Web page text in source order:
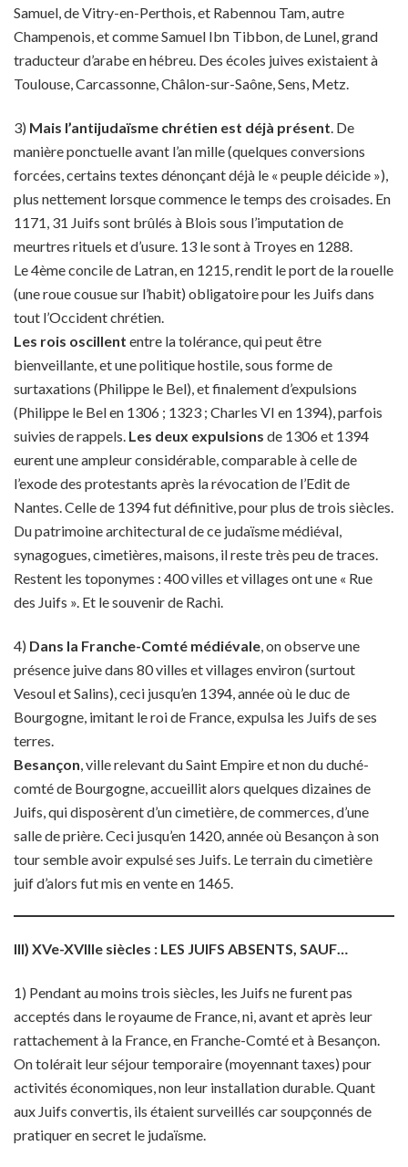
Samuel, de Vitry-en-Perthois, et Rabennou Tam, autre
Champenois, et comme Samuel Ibn Tibbon, de Lunel, grand
traducteur d’arabe en hébreu. Des écoles juives existaient à
Toulouse, Carcassonne, Châlon-sur-Saône, Sens, Metz.
3) Mais l’antijudaïsme chrétien est déjà présent. De
manière ponctuelle avant l’an mille (quelques conversions
forcées, certains textes dénonçant déjà le « peuple déicide »),
plus nettement lorsque commence le temps des croisades. En
1171, 31 Juifs sont brûlés à Blois sous l’imputation de
meurtres rituels et d’usure. 13 le sont à Troyes en 1288.
Le 4ème concile de Latran, en 1215, rendit le port de la rouelle
(une roue cousue sur l’habit) obligatoire pour les Juifs dans
tout l’Occident chrétien.
Les rois oscillent entre la tolérance, qui peut être
bienveillante, et une politique hostile, sous forme de
surtaxations (Philippe le Bel), et finalement d’expulsions
(Philippe le Bel en 1306 ; 1323 ; Charles VI en 1394), parfois
suivies de rappels. Les deux expulsions de 1306 et 1394
eurent une ampleur considérable, comparable à celle de
l’exode des protestants après la révocation de l’Edit de
Nantes. Celle de 1394 fut définitive, pour plus de trois siècles.
Du patrimoine architectural de ce judaïsme médiéval,
synagogues, cimetières, maisons, il reste très peu de traces.
Restent les toponymes : 400 villes et villages ont une « Rue
des Juifs ». Et le souvenir de Rachi.
4) Dans la Franche-Comté médiévale, on observe une
présence juive dans 80 villes et villages environ (surtout
Vesoul et Salins), ceci jusqu’en 1394, année où le duc de
Bourgogne, imitant le roi de France, expulsa les Juifs de ses
terres.
Besançon, ville relevant du Saint Empire et non du duché-
comté de Bourgogne, accueillit alors quelques dizaines de
Juifs, qui disposèrent d’un cimetière, de commerces, d’une
salle de prière. Ceci jusqu’en 1420, année où Besançon à son
tour semble avoir expulsé ses Juifs. Le terrain du cimetière
juif d’alors fut mis en vente en 1465.
III) XVe-XVIIIe siècles : LES JUIFS ABSENTS, SAUF…
1) Pendant au moins trois siècles, les Juifs ne furent pas
acceptés dans le royaume de France, ni, avant et après leur
rattachement à la France, en Franche-Comté et à Besançon.
On tolérait leur séjour temporaire (moyennant taxes) pour
activités économiques, non leur installation durable. Quant
aux Juifs convertis, ils étaient surveillés car soupçonnés de
pratiquer en secret le judaïsme.